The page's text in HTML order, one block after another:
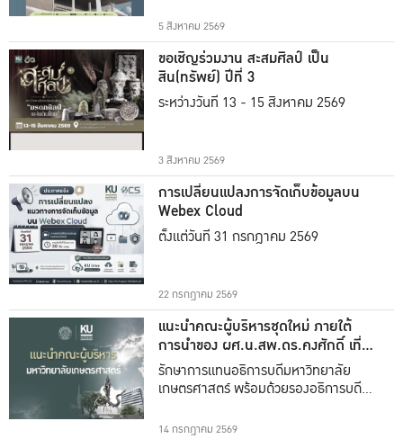
5 สิงหาคม 2569
ขอเชิญร่วมงาน สะสมศิลป์ เป็น
สิน(ทรัพย์) ปีที่ 3
ระหว่างวันที่ 13 - 15 สิงหาคม 2569
3 สิงหาคม 2569
การเปลี่ยนแปลงการจัดเก็บข้อมูลบน
Webex Cloud
ตั้งแต่วันที่ 31 กรกฎาคม 2569
22 กรกฎาคม 2569
แนะนำคณะผู้บริหารชุดใหม่ ภายใต้
การนำของ ผศ.น.สพ.ดร.คงศักดิ์ เที่ยง
ธรรม
รักษาการแทนอธิการบดีมหาวิทยาลัย
เกษตรศาสตร์ พร้อมด้วยรองอธิการบดีทั้ง
14 กรกฎาคม 2569